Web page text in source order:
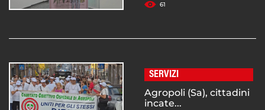
61
SERVIZI
Agropoli (Sa), cittadini
incate...